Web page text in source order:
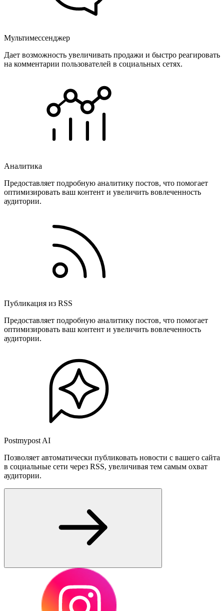
Мультимессенджер
Дает возможность увеличивать продажи и быстро реагировать
на комментарии пользователей в социальных сетях.
Аналитика
Предоставляет подробную аналитику постов, что помогает
оптимизировать ваш контент и увеличить вовлеченность
аудитории.
Публикация из RSS
Предоставляет подробную аналитику постов, что помогает
оптимизировать ваш контент и увеличить вовлеченность
аудитории.
Postmypost AI
Позволяет автоматически публиковать новости с вашего сайта
в социальные сети через RSS, увеличивая тем самым охват
аудитории.